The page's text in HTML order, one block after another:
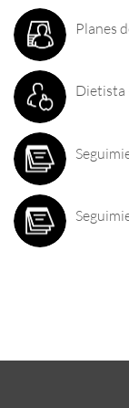
Planes
Dietista